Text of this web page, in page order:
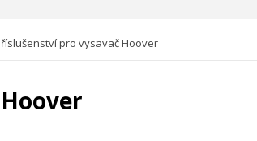
pro vysavač Hoover